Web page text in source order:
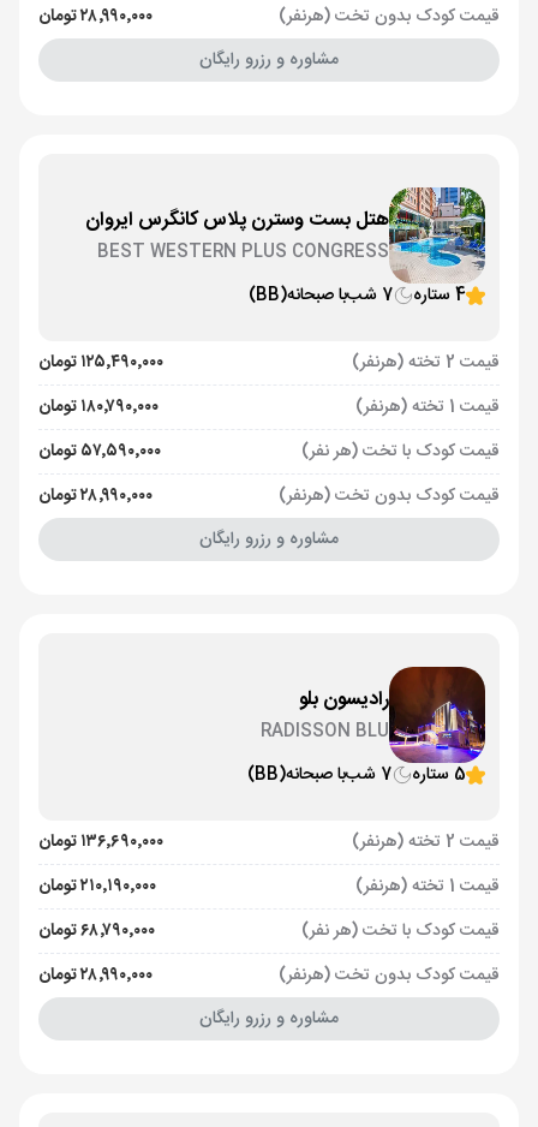
قیمت کودک بدون تخت (هرنفر)
۲۸٬۹۹۰٬۰۰۰ تومان
مشاوره و رزرو رایگان
هتل بست وسترن پلاس کانگرس ایروان
BEST WESTERN PLUS CONGRESS
4 ستاره
7 شب با صبحانه(BB)
قیمت 2 تخته (هرنفر)
۱۲۵٬۴۹۰٬۰۰۰ تومان
قیمت 1 تخته (هرنفر)
۱۸۰٬۷۹۰٬۰۰۰ تومان
قیمت کودک با تخت (هر نفر)
۵۷٬۵۹۰٬۰۰۰ تومان
قیمت کودک بدون تخت (هرنفر)
۲۸٬۹۹۰٬۰۰۰ تومان
مشاوره و رزرو رایگان
رادیسون بلو
RADISSON BLU
5 ستاره
7 شب با صبحانه(BB)
قیمت 2 تخته (هرنفر)
۱۳۶٬۶۹۰٬۰۰۰ تومان
قیمت 1 تخته (هرنفر)
۲۱۰٬۱۹۰٬۰۰۰ تومان
قیمت کودک با تخت (هر نفر)
۶۸٬۷۹۰٬۰۰۰ تومان
قیمت کودک بدون تخت (هرنفر)
۲۸٬۹۹۰٬۰۰۰ تومان
مشاوره و رزرو رایگان